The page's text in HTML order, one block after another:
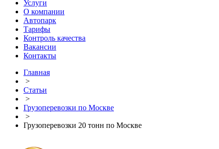
Услуги
О компании
Автопарк
Тарифы
Контроль качества
Вакансии
Контакты
Главная
>
Статьи
>
Грузоперевозки по Москве
>
Грузоперевозки 20 тонн по Москве